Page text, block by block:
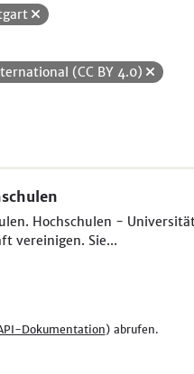
(CC BY 4.0)
Hochschulen -
vereinigen. Sie...
Dokumentation) abrufen.